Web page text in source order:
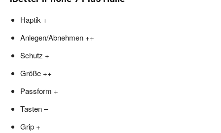
Haptik +
Anlegen/Abnehmen ++
Schutz +
Größe ++
Passform +
Tasten –
Grip +